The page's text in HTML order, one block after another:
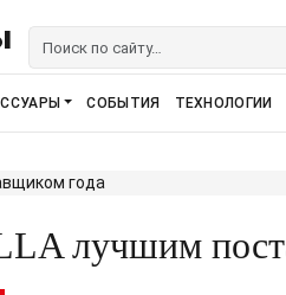
СОБЫТИЯ ТЕХНОЛОГИИ
лучшим